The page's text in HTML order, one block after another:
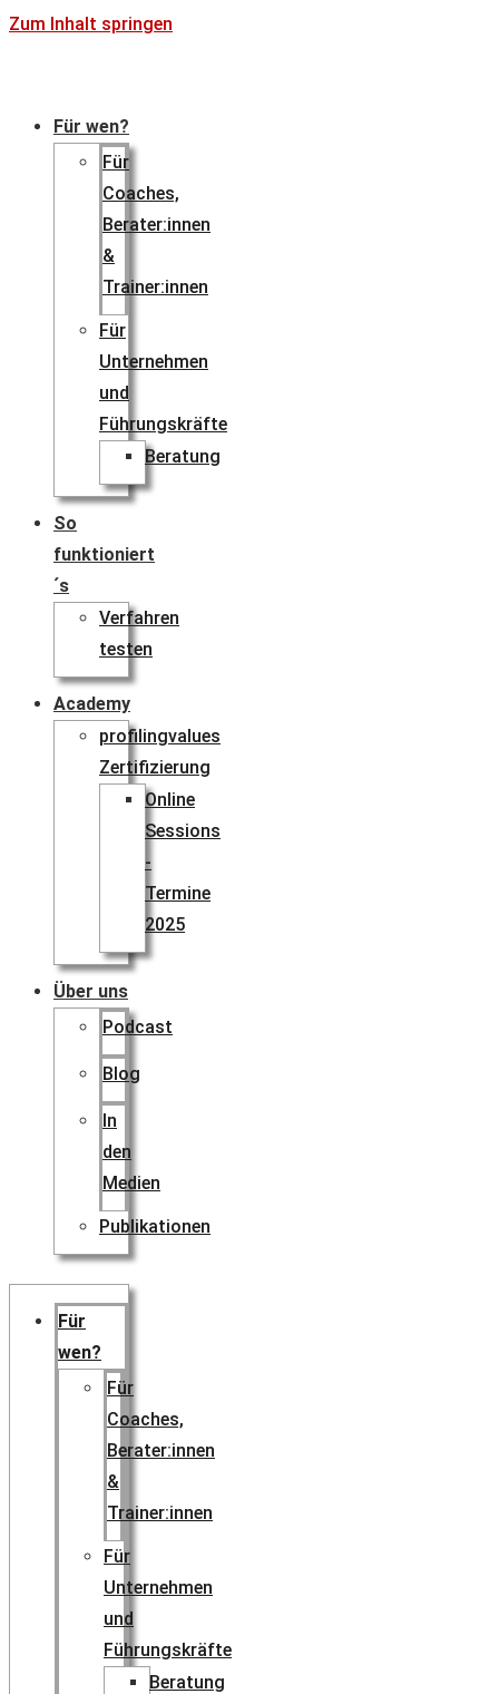
Zum Inhalt springen
Für wen?
Für
Coaches,
Berater:innen
&
Trainer:innen
Für
Unternehmen
und
Führungskräfte
Beratung
So
funktioniert
´s
Verfahren
testen
Academy
profilingvalues
Zertifizierung
Online
Sessions
-
Termine
2025
Über uns
Podcast
Blog
In
den
Medien
Publikationen
Für
wen?
Für
Coaches,
Berater:innen
&
Trainer:innen
Für
Unternehmen
und
Führungskräfte
Beratung